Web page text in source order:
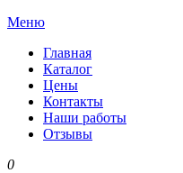
Меню
Главная
Каталог
Цены
Контакты
Наши работы
Отзывы
0